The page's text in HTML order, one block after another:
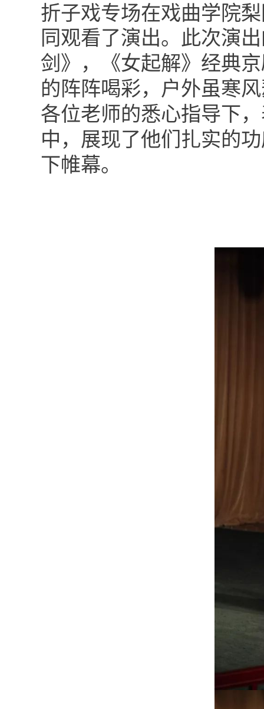
折子戏专场在戏曲学院
同观看了演出。
此次演
剑》，《女起解》经典
的阵阵喝彩，户外虽寒
各位老师的悉心指导下
中，展现了他们扎实的
下帷幕。